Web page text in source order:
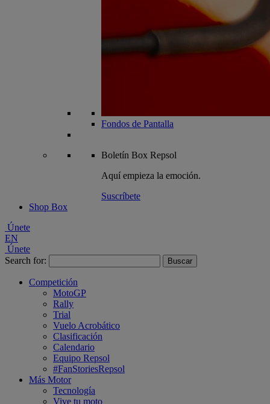
Fondos de Pantalla
Boletín Box Repsol
Aquí empieza la emoción.
Suscríbete
Shop Box
Únete
EN
Únete
Search for:
Competición
MotoGP
Rally
Trial
Vuelo Acrobático
Clasificación
Calendario
Equipo Repsol
#FanStoriesRepsol
Más Motor
Tecnología
Vive tu moto